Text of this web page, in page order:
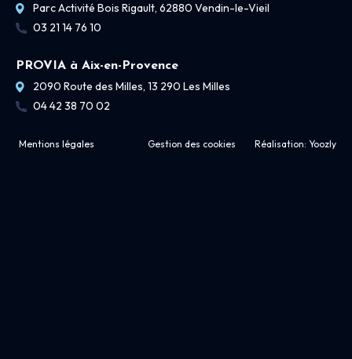
Parc Activité Bois Rigault, 62880 Vendin-le-Vieil
03 21 14 76 10
PROVIA à Aix-en-Provence
2090 Route des Milles, 13 290 Les Milles
04 42 38 70 02
Mentions légales Gestion des cookies Réalisation: Yoozly